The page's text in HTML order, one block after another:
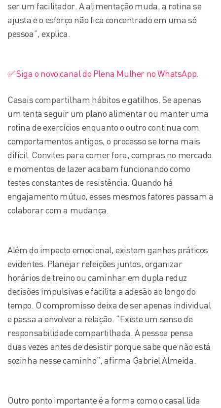
ser um facilitador. A alimentação muda, a rotina se
ajusta e o esforço não fica concentrado em uma só
pessoa”, explica.
✅ Siga o novo canal do Plena Mulher no WhatsApp.
Casais compartilham hábitos e gatilhos. Se apenas
um tenta seguir um plano alimentar ou manter uma
rotina de exercícios enquanto o outro continua com
comportamentos antigos, o processo se torna mais
difícil. Convites para comer fora, compras no mercado
e momentos de lazer acabam funcionando como
testes constantes de resistência. Quando há
engajamento mútuo, esses mesmos fatores passam a
colaborar com a mudança.
Além do impacto emocional, existem ganhos práticos
evidentes. Planejar refeições juntos, organizar
horários de treino ou caminhar em dupla reduz
decisões impulsivas e facilita a adesão ao longo do
tempo. O compromisso deixa de ser apenas individual
e passa a envolver a relação. “Existe um senso de
responsabilidade compartilhada. A pessoa pensa
duas vezes antes de desistir porque sabe que não está
sozinha nesse caminho”, afirma Gabriel Almeida.
Outro ponto importante é a forma como o casal lida